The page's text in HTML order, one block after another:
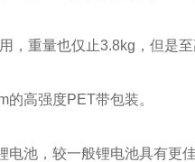
重量也仅止3.8kg，但是至
高强度PET带包装。
，较一般锂电池具有更佳